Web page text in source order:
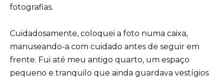
fotografias.
Cuidadosamente, coloquei a foto numa caixa,
manuseando-a com cuidado antes de seguir em
frente. Fui até meu antigo quarto, um espaço
pequeno e tranquilo que ainda guardava vestígios